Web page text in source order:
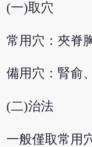
(一)取穴
常用穴：夾脊
備用穴：腎俞
(二)治法
一般僅取常用